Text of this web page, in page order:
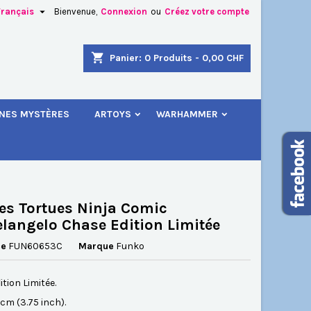
Bienvenue, Connexion ou Créez votre compte

shopping_cart Panier: 0 Produits - 0,00 CHF
MYSTÈRES ARTOYS WARHAMMER
Tortues Ninja Comic
Chase Edition Limitée
FUN60653C Marque Funko
Limitée.
cm (3.75 inch).